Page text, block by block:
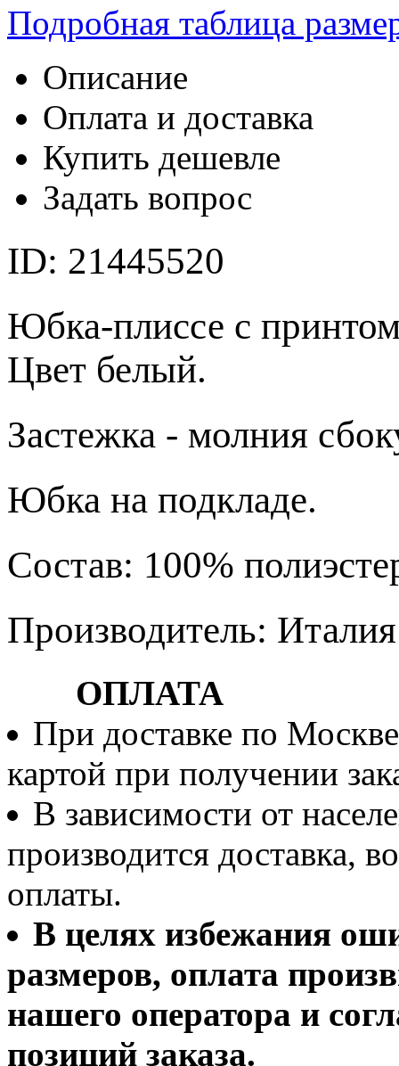
Подробная таблица
Описание
Оплата и доставка
Купить дешевле
Задать вопрос
ID: 21445520
Юбка-плиссе с
Цвет белый.
Застежка - молния
Юбка на подкладе.
Состав: 100%
Производитель: Италия
ОПЛАТА
При доставке по
картой при получении
В зависимости от
производится доставка,
оплаты.
В целях избежания
размеров, оплата
нашего оператора и
позиций заказа.